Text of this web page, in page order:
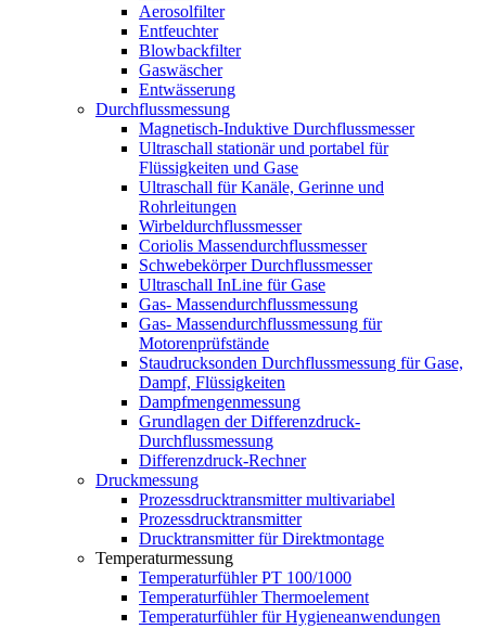
Aerosolfilter
Entfeuchter
Blowbackfilter
Gaswäscher
Entwässerung
Durchflussmessung
Magnetisch-Induktive Durchflussmesser
Ultraschall stationär und portabel für
Flüssigkeiten und Gase
Ultraschall für Kanäle, Gerinne und
Rohrleitungen
Wirbeldurchflussmesser
Coriolis Massendurchflussmesser
Schwebekörper Durchflussmesser
Ultraschall InLine für Gase
Gas- Massendurchflussmessung
Gas- Massendurchflussmessung für
Motorenprüfstände
Staudrucksonden Durchflussmessung für Gase,
Dampf, Flüssigkeiten
Dampfmengenmessung
Grundlagen der Differenzdruck-
Durchflussmessung
Differenzdruck-Rechner
Druckmessung
Prozessdrucktransmitter multivariabel
Prozessdrucktransmitter
Drucktransmitter für Direktmontage
Temperaturmessung
Temperaturfühler PT 100/1000
Temperaturfühler Thermoelement
Temperaturfühler für Hygieneanwendungen